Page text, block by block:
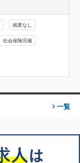
残業なし
社会保険完備
一覧